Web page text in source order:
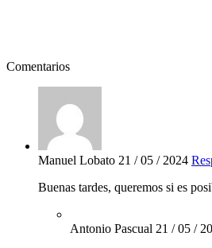
Comentarios
Manuel Lobato 21 / 05 / 2024
Buenas tardes, queremos si es
Antonio Pascual 21 / 05 /